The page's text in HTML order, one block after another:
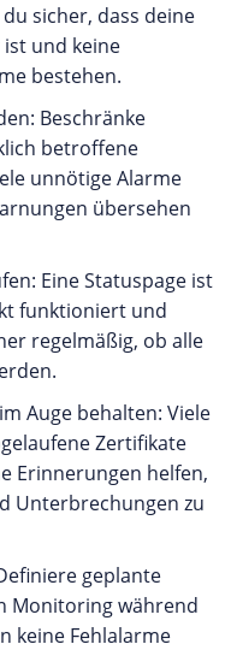
sicher, dass deine
und keine
bestehen.
Beschränke
betroffene
unnötige Alarme
übersehen
Eine Statuspage ist
funktioniert und
regelmäßig, ob alle
Auge behalten: Viele
Zertifikate
Erinnerungen helfen,
Unterbrechungen zu
geplante
Monitoring während
keine Fehlalarme